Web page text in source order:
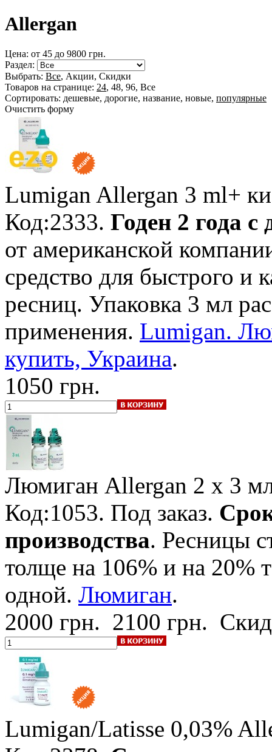
Allergan
Цена: от 45 до 9800 грн.
Раздел:
Выбрать: Все, Акции, Скидки
Товаров на странице: 24, 48, 96, Все
Сортировать: дешевые, дорогие, название, новые, популярные
Очистить форму
Lumigan Allergan 3 ml+
Код:2333. Годен 2 года с
от американской
средство для быстрого и
ресниц. Упаковка 3 мл
применения. Lumigan.
купить, Украина.
1050 грн.
Люмиган Allergan 2 x 3
Код:1053. Под заказ.
производства. Ресницы
толще на 106% и на 20%
одной. Люмиган.
2000 грн. 2100 грн.
Lumigan/Latisse 0,03%